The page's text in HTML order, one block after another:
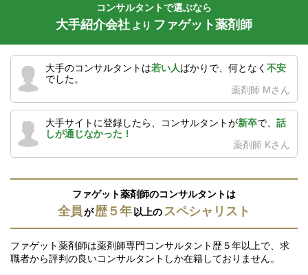
コンサルタントで選ぶなら
大手紹介会社 より ファゲット薬剤師
大手のコンサルタントは若い人ばかりで、何となく 不安
でした。
薬剤師 Mさん
大手サイトに登録したら、コンサルタントが新卒で、 話
しが通じなかった！
薬剤師 Kさん
ファゲット薬剤師のコンサルタントは
全員が歴５年以上のスペシャリスト
ファゲット薬剤師は薬剤師専門コンサルタント歴５年以上で、求
職者から評判の良いコンサルタントしか在籍しておりません。